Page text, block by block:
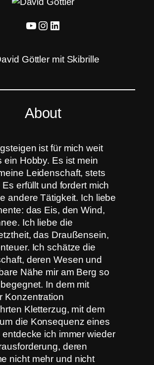
YouTube Instagram LinkedIn
About
ist für mich weit
ein Hobby. Es ist mein
Leidenschaft, stets
Es erfüllt und fordert mich
andere Tätigkeit. Ich liebe
das Eis, den Wind,
Ich liebe die
das Draußensein,
Ich schätze die
deren Wesen und
Nähe mir am Berg so
In dem mit
Konzentration
Kletterzug, mit dem
die Konsequenz eines
entdecke ich immer wieder
deren
nicht mehr und nicht